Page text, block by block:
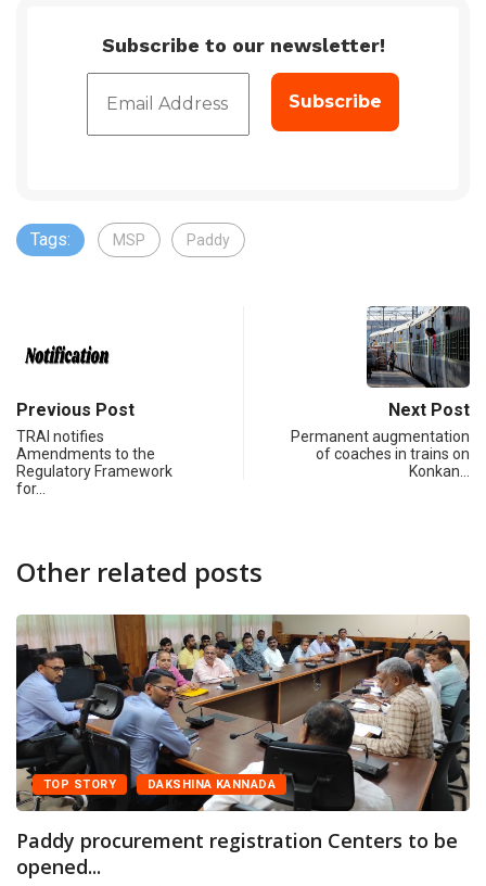
Subscribe to our newsletter!
Tags: MSP Paddy
Previous Post
TRAI notifies
Amendments to the
Regulatory Framework
for…
Next Post
Permanent augmentation
of coaches in trains on
Konkan…
Other related posts
TOP STORY DAKSHINA KANNADA
Paddy procurement registration Centers to be
opened...